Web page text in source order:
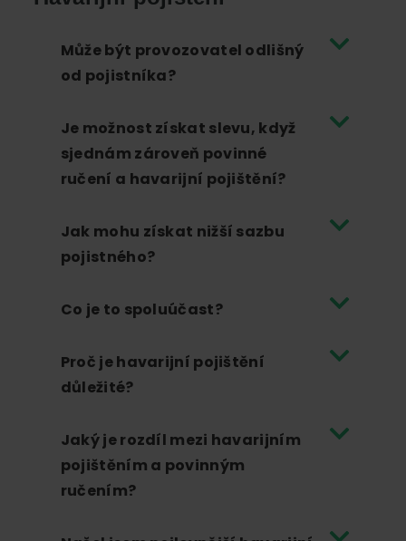
Může být provozovatel odlišný
od pojistníka?
Je možnost získat slevu, když
sjednám zároveň povinné
ručení a havarijní pojištění?
Jak mohu získat nižší sazbu
pojistného?
Co je to spoluúčast?
Proč je havarijní pojištění
důležité?
Jaký je rozdíl mezi havarijním
pojištěním a povinným
ručením?